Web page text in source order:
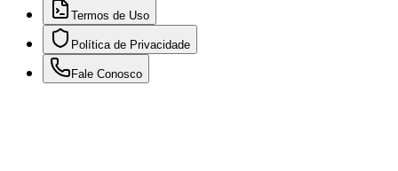
Termos de Uso
Política de Privacidade
Fale Conosco